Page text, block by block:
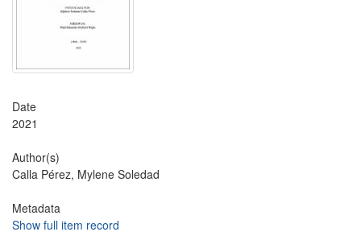
Date
2021
Author(s)
Calla Pérez, Mylene Soledad
Metadata
Show full item record